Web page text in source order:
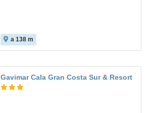
a 138 m
Gavimar Cala Gran Costa Sur & Resort